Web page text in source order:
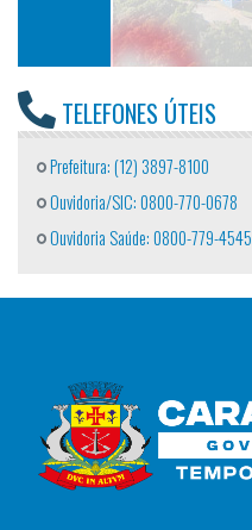
TELEFONES ÚTEIS
Prefeitura: (12) 3897-8100
Ouvidoria/SIC: 0800-770-0678
Ouvidoria Saúde: 0800-779-4545